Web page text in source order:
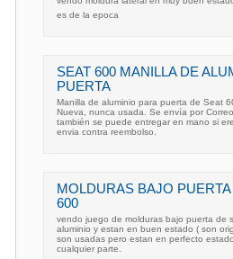
es de la epoca
SEAT 600 MANILLA DE
PUERTA
Manilla de aluminio para puerta de Seat
Nueva, nunca usada. Se envía por
también se puede entregar en mano si
envia contra reembolso.
MOLDURAS BAJO PUERTA
600
vendo juego de molduras bajo puerta de
aluminio y estan en buen estado ( son
son usadas pero estan en perfecto
cualquier parte.